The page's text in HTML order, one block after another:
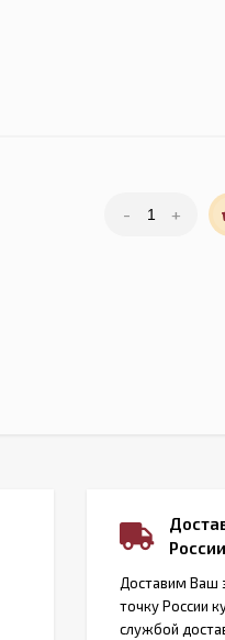
- +
России
Доставим Ваш
точку России
службой